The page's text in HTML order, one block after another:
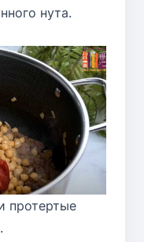
нута.
протертые